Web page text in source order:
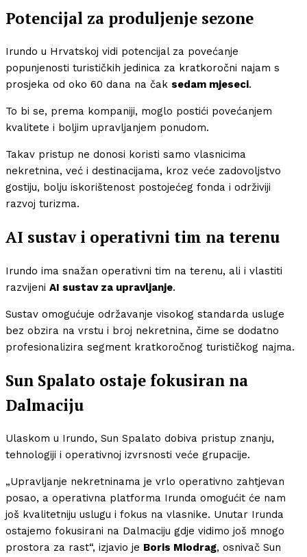
Potencijal za produljenje sezone
Irundo u Hrvatskoj vidi potencijal za povećanje
popunjenosti turističkih jedinica za kratkoročni najam s
prosjeka od oko 60 dana na čak sedam mjeseci.
To bi se, prema kompaniji, moglo postići povećanjem
kvalitete i boljim upravljanjem ponudom.
Takav pristup ne donosi koristi samo vlasnicima
nekretnina, već i destinacijama, kroz veće zadovoljstvo
gostiju, bolju iskorištenost postojećeg fonda i održiviji
razvoj turizma.
AI sustav i operativni tim na terenu
Irundo ima snažan operativni tim na terenu, ali i vlastiti
razvijeni AI sustav za upravljanje.
Sustav omogućuje održavanje visokog standarda usluge
bez obzira na vrstu i broj nekretnina, čime se dodatno
profesionalizira segment kratkoročnog turističkog najma.
Sun Spalato ostaje fokusiran na
Dalmaciju
Ulaskom u Irundo, Sun Spalato dobiva pristup znanju,
tehnologiji i operativnoj izvrsnosti veće grupacije.
„Upravljanje nekretninama je vrlo operativno zahtjevan
posao, a operativna platforma Irunda omogućit će nam
još kvalitetniju uslugu i fokus na vlasnike. Unutar Irunda
ostajemo fokusirani na Dalmaciju gdje vidimo još mnogo
prostora za rast“, izjavio je Boris Miodrag, osnivač Sun